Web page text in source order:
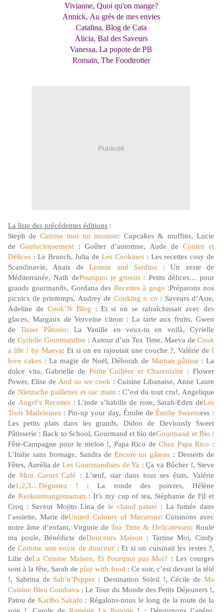
Vivianne, Quoi qu'on mange?
Annick, Au grès de mes envies
Catalina, Blog de Cata
Alicia, Bal des Saveurs
Vanessa, La popote de PB
Romain, The Foodtrotter
Publicité
La liste des précédentes éditions :
Steph de Cuisine moi un mouton: Cupcakes & muffins, Lucie
de Goulucieusement : Goûter d’automne, Aude de Contes et
Délices : Le Brunch, Julia de Les Cookines : Les recettes cosy de
Scandinavie, Anaïs deLemon and Sardine : Un zeste de
Méditerranée, Nath dePourquoi je grossis : Petits délices… pour
grands gourmands, Gordana des Recettes à gogo :Préparons nos
picnics de printemps, Audrey de Cooking n co : Saveurs d’Asie,
Adeline de Cook’N Blog : Et si on se rafraîchissait avec des
glaces, Margaux de Verveine citron : La tarte aux fruits, Gwen
deTisser Pâtisser: La Vanille en veux-tu en voilà, Cyrielle
deCyrielle Gourmandise : Autour d’un Tea Time, Maeva deCook
a life ! by Maeva: Et si on en rajoutait une couche ?, Valérie de I
love cakes: La magie de Noël, Déborah de Maman pâtisse : La
dolce vita, Gabrielle de Petite Cuillère et Charentaise : Flower
Power, Elise de And so we cook : Cuisine Libanaise, Anne Laure
de Nietzsche paillettes et sac main : C’est du tout cru!, Angelique
de Angel’s Recettes : L’inde s’habille de rose, Sarah-Eden deLes
Trois Madeleines : Pin-up your day, Émilie de Émilie Sweetness :
Les petits plats dans les grands, Didoo de Deviously Sweet
Pâtisserie : Back to School, Gourmand et bio deGourmand et Bio :
Fête-Campagne pour le melon !, Papa Rico deChez Papa Rico :
L’Italie sans fromage, Sandra de Encore un gâteau : Desserts de
Fêtes, Aurélia de Les Gourmandises de Ya : Ça va Bûcher !, Steve
de Mon Carnet Café : L’œuf, star dans tous ses états, Valérie
de1,2,3…Dégustez ! : La ronde des poivres, Hélène
de Keskonmangemaman : It’s my cup of tea, Stéphanie de Fil et
Croq : Saveur Mojito Lina de le chaud patate : La fumée dans
l’assiette, Marie deUnited Colours of Macarons: Cuisinons avec
notre âme d’enfant, Virginie deTea Time & Delicatessen: Roule
ma poule, Bénédicte deDouceurs Maison : Tartine Moi, Cindy
deComme une envie de douceur : Et si on cuisinait les restes ?,
Lilie deLa Cuisine Maison, Et Pourquoi pas Moi? : Les courges
sont à la fête, Sarah deplay with food : Ce soir, c’est devant la télé
!, Sabrina de Sab’n’Pepper : Destination Soleil !, Cécile deMa
Cuisine Bleu Combava : Le Tour du Monde des Petits Déjeuners !,
Patou de Karibo Sakafo : Régalons-nous le long de la route de la